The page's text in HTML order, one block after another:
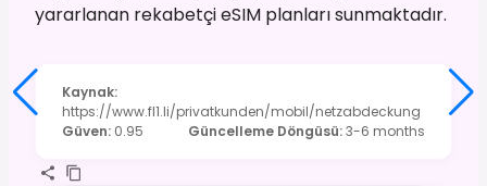
yararlanan rekabetçi eSIM planları sunmaktadır.
Kaynak:
https://www.fl1.li/privatkunden/mobil/netzabdeckung
Güven: 0.95 Güncelleme Döngüsü:3-6 months